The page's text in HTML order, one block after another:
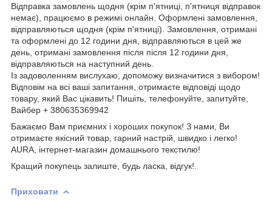
Відправка замовлень щодня (крім п'ятниці, п'ятниця відправок
немає), працюємо в режимі онлайн. Оформлені замовлення,
відправляються щодня (крім п'ятниці). Замовлення, отримані
та оформлені до 12 години дня, відправляються в цей же
день, отримані замовлення після після 12 години дня,
відправляються на наступний день.
Із задоволенням вислухаю, допоможу визначитися з вибором!
Відповім на всі ваші запитання, отримаєте відповіді щодо
товару, який Вас цікавить! Пишіть, телефонуйте, запитуйте,
Вайбер + 380635369942
Бажаємо Вам приємних і хороших покупок! З нами, Ви
отримаєте якісний товар, гарний настрій, швидко і легко!
AURA, інтернет-магазин домашнього текстилю!
Кращий покупець залиште, будь ласка, відгук!.
Приховати